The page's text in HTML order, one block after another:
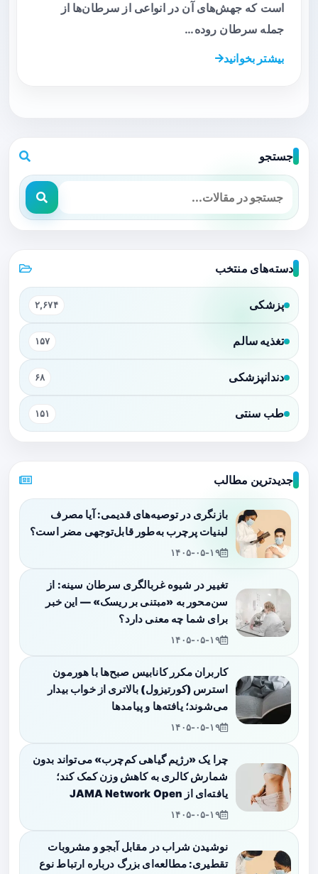
است که جهش‌های آن در انواعی از سرطان‌ها از
جمله سرطان روده…
بیشتر بخوانید
جستجو
دسته‌های منتخب
پزشکی ۲,۶۷۴
تغذیه سالم ۱۵۷
دندانپزشکی ۶۸
طب سنتی ۱۵۱
جدیدترین مطالب
بازنگری در توصیه‌های قدیمی: آیا مصرف
لبنیات پرچرب به‌طور قابل‌توجهی مضر است؟
۱۴۰۵-۰۵-۱۹
تغییر در شیوه غربالگری سرطان سینه: از
سن‌محور به «مبتنی بر ریسک» — این خبر
برای شما چه معنی دارد؟
۱۴۰۵-۰۵-۱۹
کاربران مکرر کانابیس صبح‌ها با هورمون
استرس (کورتیزول) بالاتری از خواب بیدار
می‌شوند؛ یافته‌ها و پیامدها
۱۴۰۵-۰۵-۱۹
چرا یک «رژیم گیاهی کم‌چرب» می‌تواند بدون
شمارش کالری به کاهش وزن کمک کند؛
یافته‌ای از JAMA Network Open
۱۴۰۵-۰۵-۱۹
نوشیدن شراب در مقابل آبجو و مشروبات
تقطیری: مطالعه‌ای بزرگ درباره ارتباط نوع